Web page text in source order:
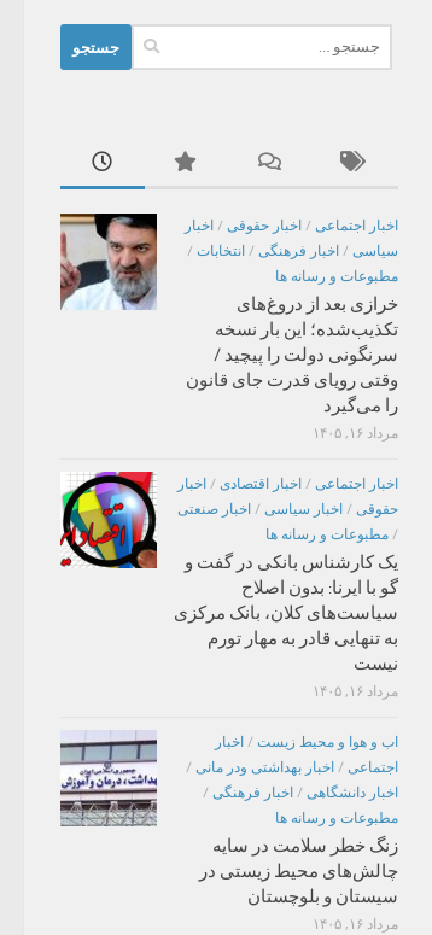
برای:
اخبار اجتماعی / اخبار حقوقی / اخبار
سیاسی / اخبار فرهنگی / انتخابات /
مطبوعات و رسانه ها
خرازی بعد از دروغ‌های
تکذیب‌شده؛ این بار نسخه
سرنگونی دولت را پیچید /
وقتی رویای قدرت جای قانون
را می‌گیرد
مرداد ۱۶, ۱۴۰۵
اخبار اجتماعی / اخبار اقتصادی / اخبار
حقوقی / اخبار سیاسی / اخبار صنعتی
/ مطبوعات و رسانه ها
یک کارشناس بانکی در گفت و
گو با ایرنا: بدون اصلاح
سیاست‌های کلان، بانک مرکزی
به تنهایی قادر به مهار تورم
نیست
مرداد ۱۶, ۱۴۰۵
اب و هوا و محیط زیست / اخبار
اجتماعی / اخبار بهداشتی ودر مانی /
اخبار دانشگاهی / اخبار فرهنگی /
مطبوعات و رسانه ها
زنگ خطر سلامت در سایه
چالش‌های محیط زیستی در
سیستان و بلوچستان
مرداد ۱۶, ۱۴۰۵